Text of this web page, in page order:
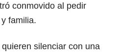
conmovido al pedir
familia.
silenciar con una